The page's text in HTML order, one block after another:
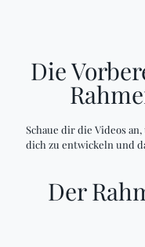
Die
Schaue dir die Videos
dich zu entwickeln und
Der